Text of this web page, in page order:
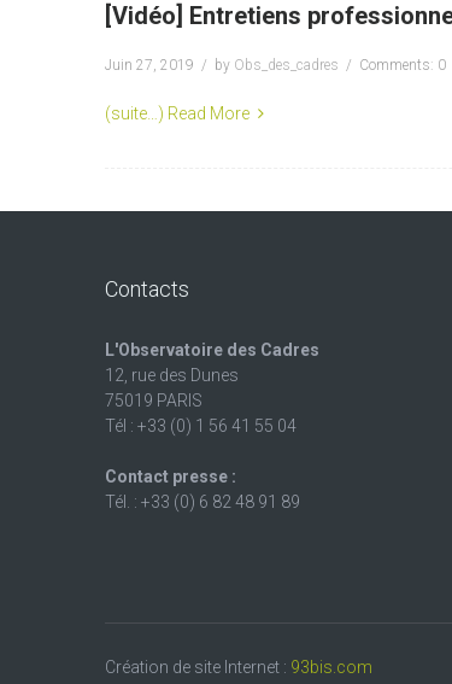
[Vidéo] Entretiens
Juin 27, 2019 by Obs_des_cadres Comments: 0
(suite…) Read More
Contacts
L'Observatoire des Cadres
12, rue des Dunes
75019 PARIS
Tél : +33 (0) 1 56 41 55 04
Contact presse :
Tél. : +33 (0) 6 82 48 91 89
Création de site Internet : 93bis.com